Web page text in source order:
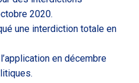
2020.
une interdiction totale en
en décembre